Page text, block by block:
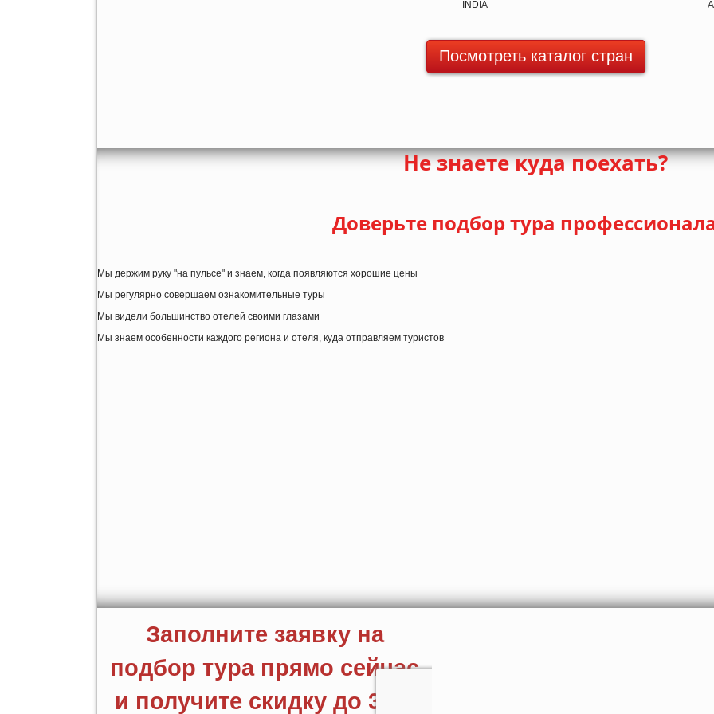
Посмотреть каталог стран
Не знаете куда поехать?
Доверьте подбор тура
Мы держим руку "на пульсе" и знаем, когда появляются хорошие цены
Мы регулярно совершаем ознакомительные туры
Мы видели большинство отелей своими глазами
Мы знаем особенности каждого региона и отеля, куда отправляем туристов